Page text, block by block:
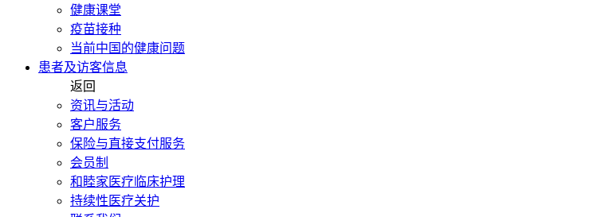
健康课堂
疫苗接种
当前中国的健康问题
患者及访客信息
返回
资讯与活动
客户服务
保险与直接支付服务
会员制
和睦家医疗临床护理
持续性医疗关护